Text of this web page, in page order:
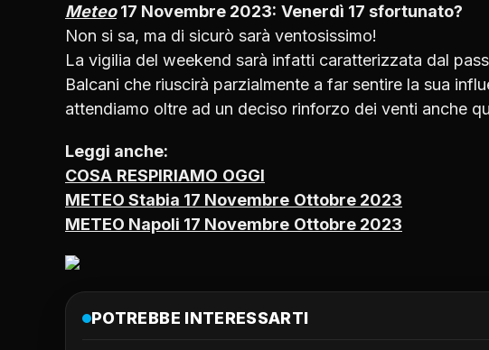
Meteo17 Novembre 2023: Venerdì 17 sfortunato?
Non si sa, ma di sicurò sarà ventosissimo!
La vigilia del weekend sarà infatti caratterizzata dal
Balcani che riuscirà parzialmente a far sentire la sua
attendiamo oltre ad un deciso rinforzo dei venti anche
Leggi anche:
COSA RESPIRIAMO OGGI
METEO Stabia 17 Novembre Ottobre 2023
METEO Napoli 17 Novembre Ottobre 2023
POTREBBE INTERESSARTI